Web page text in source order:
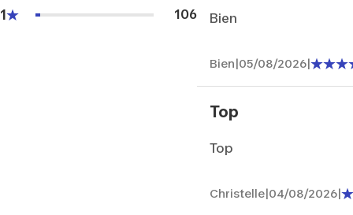
1 106 Bien
Bien|05/08/2026|
Top
Top
Christelle|04/08/2026|